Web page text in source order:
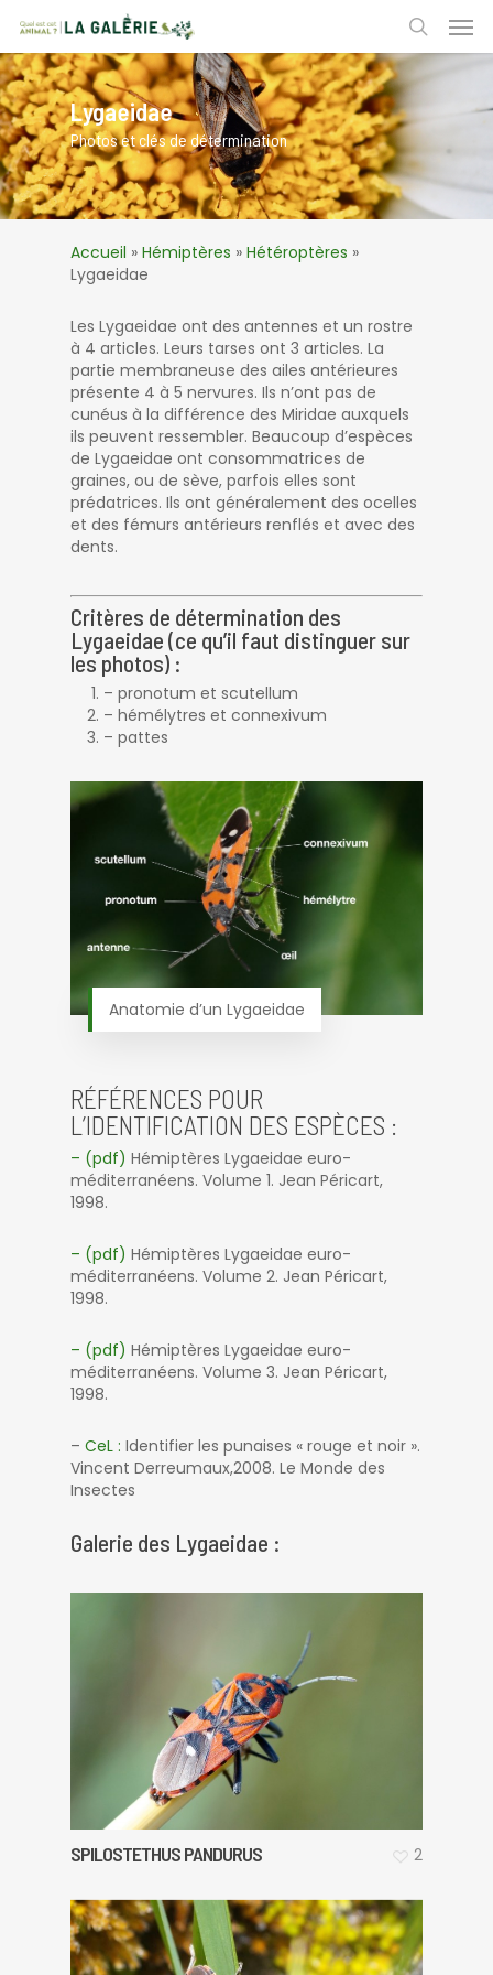
main
content
search
Lygaeidae
Photos et clés de détermination
Accueil » Hémiptères » Hétéroptères »
Lygaeidae
Les Lygaeidae ont des antennes et un rostre
à 4 articles. Leurs tarses ont 3 articles. La
partie membraneuse des ailes antérieures
présente 4 à 5 nervures. Ils n’ont pas de
cunéus à la différence des Miridae auxquels
ils peuvent ressembler. Beaucoup d’espèces
de Lygaeidae ont consommatrices de
graines, ou de sève, parfois elles sont
prédatrices. Ils ont généralement des ocelles
et des fémurs antérieurs renflés et avec des
dents.
Critères de détermination des
Lygaeidae (ce qu’il faut distinguer sur
les photos) :
– pronotum et scutellum
– hémélytres et connexivum
– pattes
Anatomie d’un Lygaeidae
RÉFÉRENCES POUR
L’IDENTIFICATION DES ESPÈCES :
– (pdf)Hémiptères Lygaeidae euro-
méditerranéens. Volume 1. Jean Péricart,
1998.
– (pdf)Hémiptères Lygaeidae euro-
méditerranéens. Volume 2. Jean Péricart,
1998.
– (pdf)Hémiptères Lygaeidae euro-
méditerranéens. Volume 3. Jean Péricart,
1998.
–CeL : Identifier les punaises « rouge et noir ».
Vincent Derreumaux,2008. Le Monde des
Insectes
Galerie des Lygaeidae :
SPILOSTETHUS PANDURUS 2